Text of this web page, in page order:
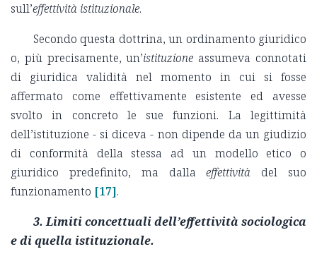
sull’effettività istituzionale.
Secondo questa dottrina, un ordinamento giuridico
o, più precisamente, un’istituzione assumeva connotati
di giuridica validità nel momento in cui si fosse
affermato come effettivamente esistente ed avesse
svolto in concreto le sue funzioni. La legittimità
dell’istituzione - si diceva - non dipende da un giudizio
di conformità della stessa ad un modello etico o
giuridico predefinito, ma dallaeffettività del suo
funzionamento [17].
3. Limiti concettuali dell’effettività sociologica
e di quella istituzionale.